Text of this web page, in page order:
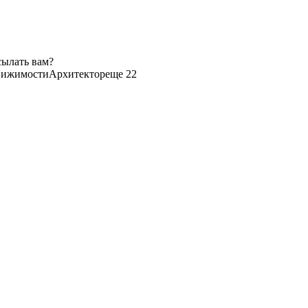
вам?
Архитектореще 22